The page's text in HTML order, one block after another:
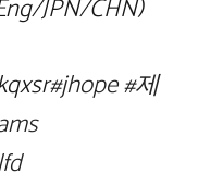
JPN/CHN)
#jhope#제